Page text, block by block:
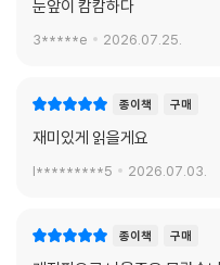
스테이지는 아직 그 정도에서
그런 의미에서 소설 《학살기관
가 아니다. 작품은 전쟁의 비참
있는가? 우리가 살고 있는 안전
어야’ 살아있다고 할 수 있는가?
눈앞이 캄캄하다
3*****e 2026.07.25.
종이책 구매
재미있게 읽을게요
l*********5 2026.07.03.
종이책 구매